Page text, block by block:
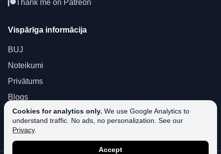
Cookies for analytics only. We use Google Analytics to
understand traffic. No ads, no personalization. See our
Privacy.
Accept
Thank me on Patreon
Vispārīga informācija
BUJ
Noteikumi
Privātums
Blogs
About SoundPlusUA
Atbalsts